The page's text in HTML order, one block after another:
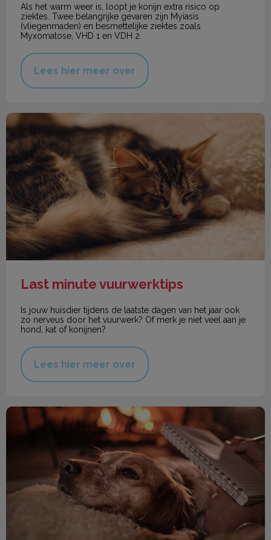
Als het warm weer is, loopt je konijn extra risico op
ziektes. Twee belangrijke gevaren zijn Myiasis
(vliegenmaden) en besmettelijke ziektes zoals
Myxomatose, VHD 1 en VDH 2.
Lees hier meer over
Last minute vuurwerktips
Last minute vuurwerktips
Is jouw huisdier tijdens de laatste dagen van het jaar ook
zo nerveus door het vuurwerk? Of merk je niet veel aan je
hond, kat of konijnen?
Lees hier meer over
Vuurwerkangst bij hond of kat